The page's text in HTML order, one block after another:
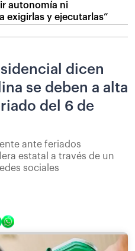
autonomía ni
exigirlas y ejecutarlas”
dicen
se deben a alta
del 6 de
ante feriados
estatal a través de un
sociales